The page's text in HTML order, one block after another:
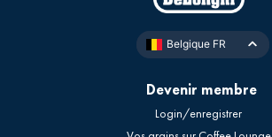
Belgique FR
Devenir membre
Login/enregistrer